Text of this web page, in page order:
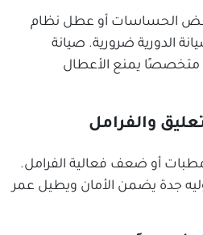
الحساسات أو عطل نظام
الدورية ضرورية. صيانة
متخصصًا يمنع الأعطال
والفرامل
أو ضعف فعالية الفرامل.
جدة يضمن الأمان ويطيل عمر